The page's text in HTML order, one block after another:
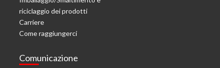
riciclaggio dei prodotti
Carriere
Come raggiungerci
Comunicazione